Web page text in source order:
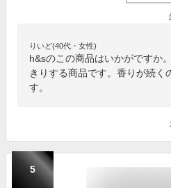
りいど(40代・女性)
h&sのこの商品はいかがですか
きりする商品です。香りが続く
す。
5